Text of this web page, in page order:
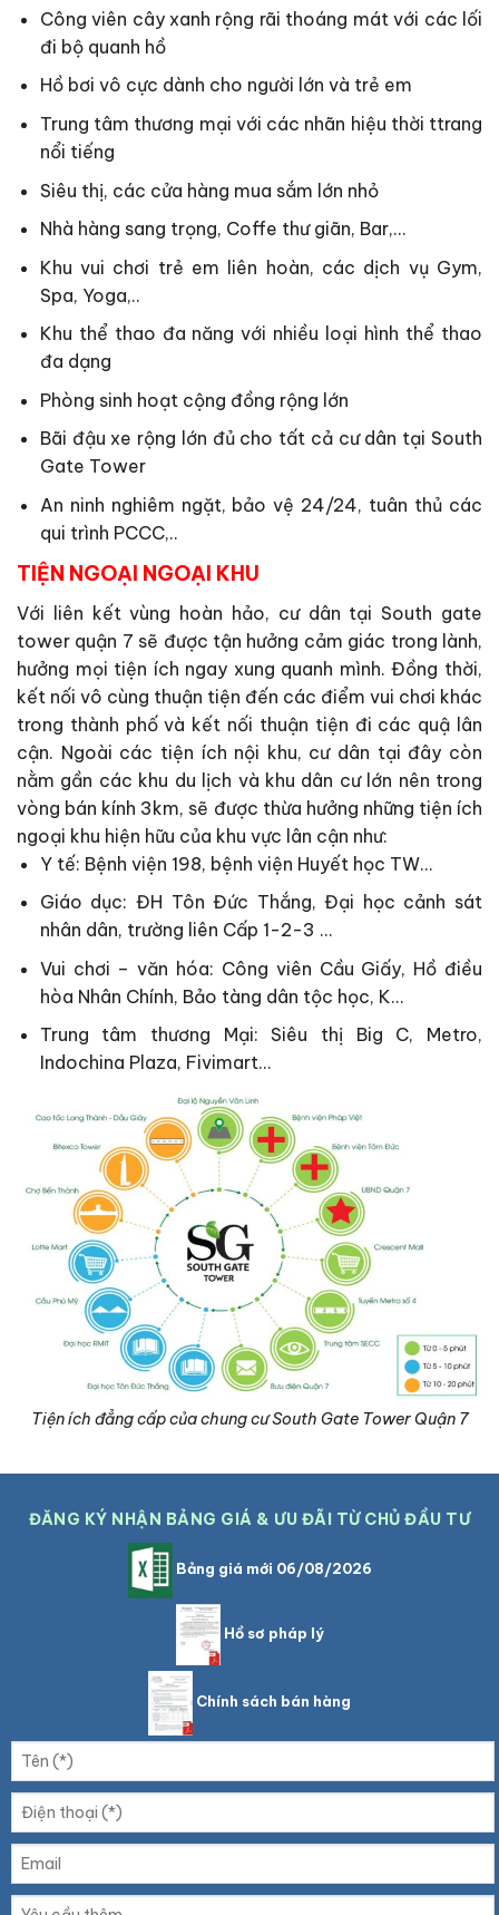
Công viên cây xanh rộng rãi thoáng mát với các lối
đi bộ quanh hồ
Hồ bơi vô cực dành cho người lớn và trẻ em
Trung tâm thương mại với các nhãn hiệu thời ttrang
nổi tiếng
Siêu thị, các cửa hàng mua sắm lớn nhỏ
Nhà hàng sang trọng, Coffe thư giãn, Bar,…
Khu vui chơi trẻ em liên hoàn, các dịch vụ Gym,
Spa, Yoga,..
Khu thể thao đa năng với nhiều loại hình thể thao
đa dạng
Phòng sinh hoạt cộng đồng rộng lớn
Bãi đậu xe rộng lớn đủ cho tất cả cư dân tại South
Gate Tower
An ninh nghiêm ngặt, bảo vệ 24/24, tuân thủ các
qui trình PCCC,..
TIỆN NGOẠI NGOẠI KHU
Với liên kết vùng hoàn hảo, cư dân tại South gate
tower quận 7 sẽ được tận hưởng cảm giác trong lành,
hưởng mọi tiện ích ngay xung quanh mình. Đồng thời,
kết nối vô cùng thuận tiện đến các điểm vui chơi khác
trong thành phố và kết nối thuận tiện đi các quậ lân
cận. Ngoài các tiện ích nội khu, cư dân tại đây còn
nằm gần các khu du lịch và khu dân cư lớn nên trong
vòng bán kính 3km, sẽ được thừa hưởng những tiện ích
ngoại khu hiện hữu của khu vực lân cận như:
Y tế: Bệnh viện 198, bệnh viện Huyết học TW…
Giáo dục: ĐH Tôn Đức Thắng, Đại học cảnh sát
nhân dân, trường liên Cấp 1-2-3 …
Vui chơi – văn hóa: Công viên Cầu Giấy, Hồ điều
hòa Nhân Chính, Bảo tàng dân tộc học, K…
Trung tâm thương Mại: Siêu thị Big C, Metro,
Indochina Plaza, Fivimart…
Tiện ích đẳng cấp của chung cư South Gate Tower Quận 7
ĐĂNG KÝ NHẬN BẢNG GIÁ & ƯU ĐÃI TỪ CHỦ ĐẦU TƯ
Bảng giá mới 06/08/2026
Hồ sơ pháp lý
Chính sách bán hàng